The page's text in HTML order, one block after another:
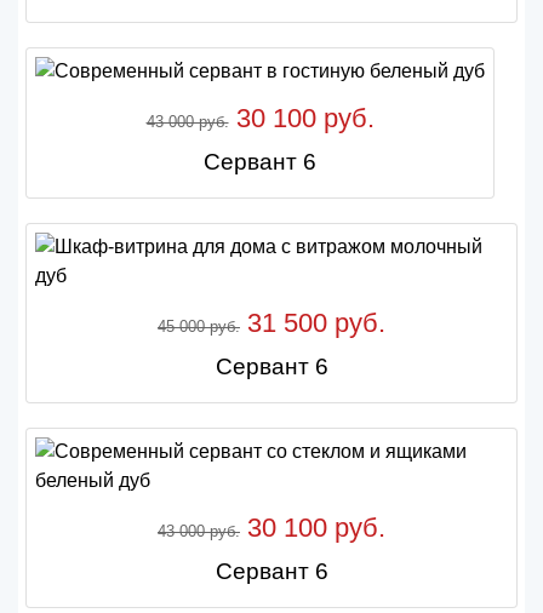
43 000 руб.30 100 руб.
Сервант 6
45 000 руб. 31 500 руб.
Сервант 6
43 000 руб. 30 100 руб.
Сервант 6